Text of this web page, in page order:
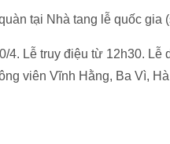
tại Nhà tang lễ quốc gia
4. Lễ truy điệu từ 12h30. Lễ
viên Vĩnh Hằng, Ba Vì,